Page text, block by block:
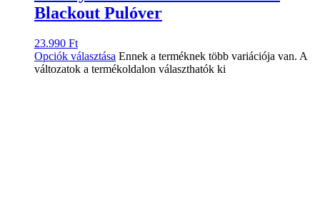
Blackout Pulóver
23.990 Ft
Opciók választása Ennek a terméknek több variációja van. A
változatok a termékoldalon választhatók ki